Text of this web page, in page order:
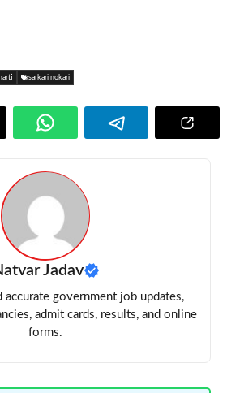
sarkari nokari
Jadav
accurate government job updates,
admit cards, results, and online
forms.